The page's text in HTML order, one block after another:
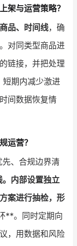
架与运营策略？
品、时间线，确
对同类型商品进
链接，并把处理
期内减少激进
间数据恢复情
运营？
、合规边界清
内部设置独立
案进行抽检，形
**。同时定期向
，用数据和风险